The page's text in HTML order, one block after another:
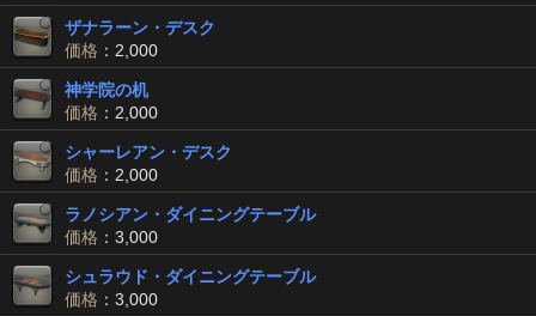
ザナラーン・デスク
価格 ：2,000
神学院の机
価格 ：2,000
シャーレアン・デスク
価格 ：2,000
ラノシアン・ダイニングテーブル
価格 ：3,000
シュラウド・ダイニングテーブル
価格 ：3,000